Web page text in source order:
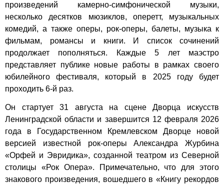
произведений камерно-симфонической музыки,
несколько десятков мюзиклов, оперетт, музыкальных
комедий, а также оперы, рок-оперы, балеты, музыка к
фильмам, романсы и книги. И список сочинений
продолжает пополняться. Каждые 5 лет маэстро
представляет публике новые работы в рамках своего
юбилейного фестиваля, который в 2025 году будет
проходить 6-й раз.
Он стартует 31 августа на сцене Дворца искусств
Ленинградской области и завершится 12 февраля 2026
года в Государственном Кремлевском Дворце новой
версией известной рок-оперы Александра Журбина
«Орфей и Эвридика», созданной театром из Северной
столицы «Рок Опера». Примечательно, что для этого
знакового произведения, вошедшего в «Книгу рекордов